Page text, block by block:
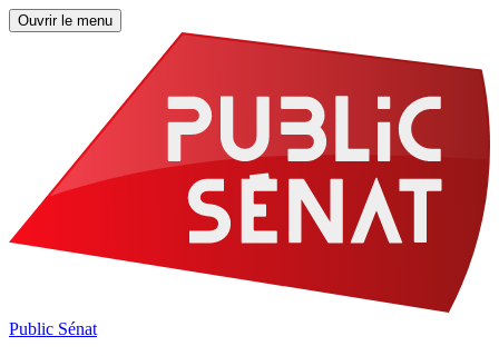
Ouvrir le menu
Public Sénat